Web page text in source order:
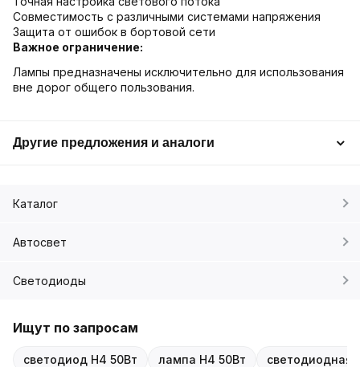
Совместимость с различными системами напряжения
Защита от ошибок в бортовой сети
Важное ограничение:
Лампы предназначены исключительно для использования
вне дорог общего пользования.
Другие предложения и аналоги
Каталог
Автосвет
Светодиоды
Ищут по запросам
светодиод H4 50Вт лампа H4 50Вт светодиодная